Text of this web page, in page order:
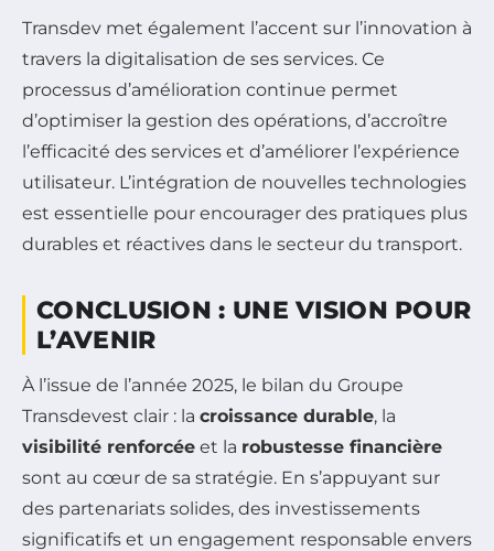
Transdev met également l’accent sur l’innovation à
travers la digitalisation de ses services. Ce
processus d’amélioration continue permet
d’optimiser la gestion des opérations, d’accroître
l’efficacité des services et d’améliorer l’expérience
utilisateur. L’intégration de nouvelles technologies
est essentielle pour encourager des pratiques plus
durables et réactives dans le secteur du transport.
CONCLUSION : UNE VISION POUR
L’AVENIR
À l’issue de l’année 2025, le bilan du Groupe
Transdevest clair : la croissance durable, la
visibilité renforcée et la robustesse financière
sont au cœur de sa stratégie. En s’appuyant sur
des partenariats solides, des investissements
significatifs et un engagement responsable envers